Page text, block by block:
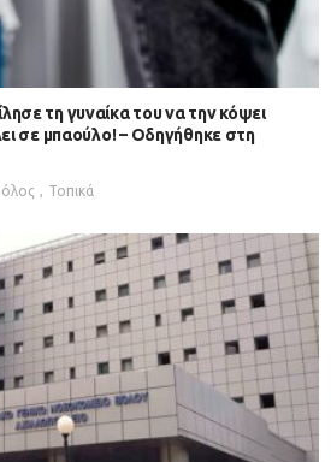
τη γυναίκα του να την κόψει
σε μπαούλο! – Οδηγήθηκε στη
Τοπικά